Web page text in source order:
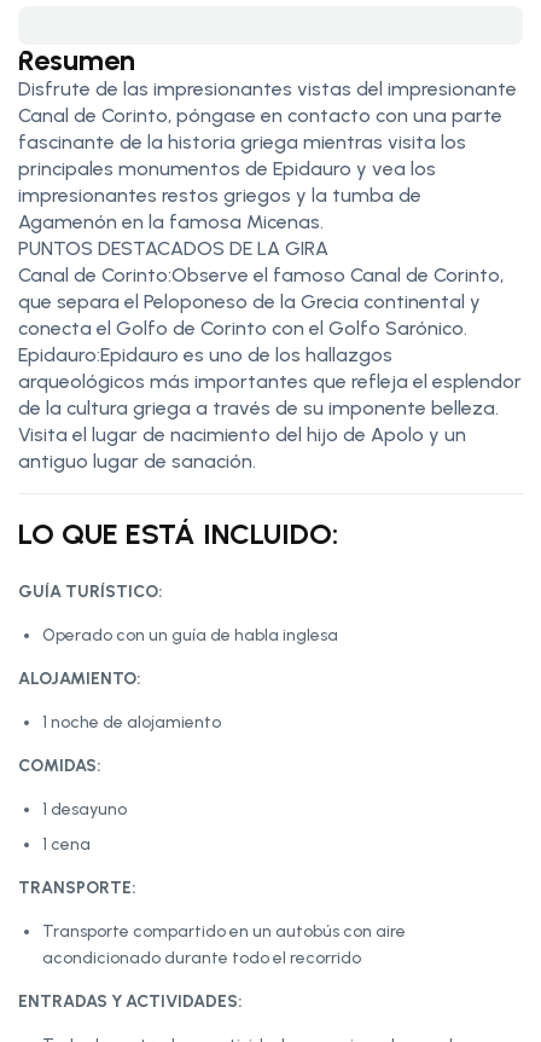
Resumen
Disfrute de las impresionantes vistas del impresionante
Canal de Corinto, póngase en contacto con una parte
fascinante de la historia griega mientras visita los
principales monumentos de Epidauro y vea los
impresionantes restos griegos y la tumba de
Agamenón en la famosa Micenas.
PUNTOS DESTACADOS DE LA GIRA
Canal de Corinto:Observe el famoso Canal de Corinto,
que separa el Peloponeso de la Grecia continental y
conecta el Golfo de Corinto con el Golfo Sarónico.
Epidauro:Epidauro es uno de los hallazgos
arqueológicos más importantes que refleja el esplendor
de la cultura griega a través de su imponente belleza.
Visita el lugar de nacimiento del hijo de Apolo y un
antiguo lugar de sanación.
LO QUE ESTÁ INCLUIDO:
GUÍA TURÍSTICO:
Operado con un guía de habla inglesa
ALOJAMIENTO:
1 noche de alojamiento
COMIDAS:
1 desayuno
1 cena
TRANSPORTE:
Transporte compartido en un autobús con aire
acondicionado durante todo el recorrido
ENTRADAS Y ACTIVIDADES: